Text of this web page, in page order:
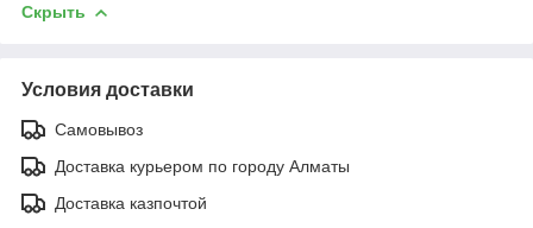
Скрыть
Условия доставки
Самовывоз
Доставка курьером по городу Алматы
Доставка казпочтой